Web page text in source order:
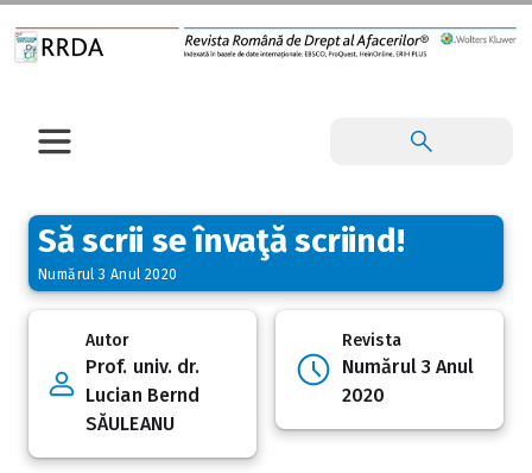
Să scrii se învaţă scriind!
Numărul 3 Anul 2020
Autor
Prof. univ. dr.
Lucian Bernd
SĂULEANU
Revista
Numărul 3 Anul
2020